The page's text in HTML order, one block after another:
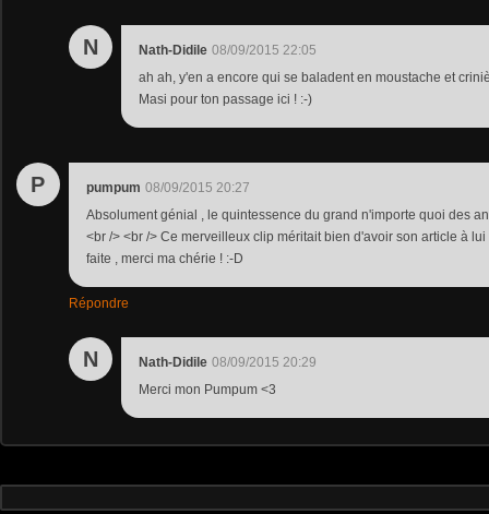
N Nath-Didile 08/09/2015 22:05
ah ah, y'en a encore qui se baladent en moustache et
Masi pour ton passage ici ! :-)
P pumpum 08/09/2015 20:27
Absolument génial , le quintessence du grand n'importe quoi des
<br /> <br /> Ce merveilleux clip méritait bien d'avoir son article à
faite , merci ma chérie ! :-D
Répondre
N Nath-Didile 08/09/2015 20:29
Merci mon Pumpum <3